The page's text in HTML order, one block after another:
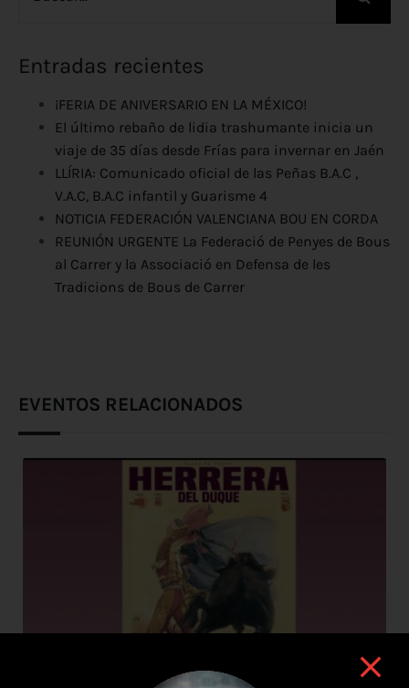
Entradas recientes
¡FERIA DE ANIVERSARIO EN LA MÉXICO!
El último rebaño de lidia trashumante inicia un
viaje de 35 días desde Frías para invernar en Jaén
LLÍRIA: Comunicado oficial de las Peñas B.A.C ,
V.A.C, B.A.C infantil y Guarisme 4
NOTICIA FEDERACIÓN VALENCIANA BOU EN CORDA
REUNIÓN URGENTE La Federació de Penyes de Bous
al Carrer y la Associació en Defensa de les
Tradicions de Bous de Carrer
EVENTOS RELACIONADOS